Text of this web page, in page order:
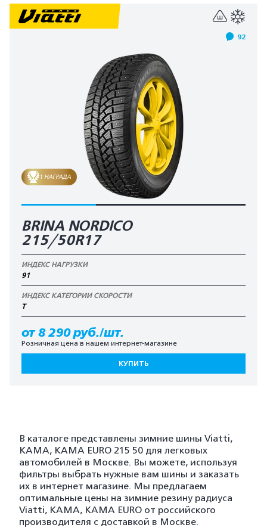
92
1 НАГРАДА
BRINA NORDICO
215/50R17
ИНДЕКС НАГРУЗКИ
91
ИНДЕКС КАТЕГОРИИ СКОРОСТИ
T
от 8 290 руб./шт.
Розничная цена в нашем интернет-магазине
КУПИТЬ
В каталоге представлены зимние шины Viatti,
KAMA, KAMA EURO 215 50 для легковых
автомобилей в Москве. Вы можете, используя
фильтры выбрать нужные вам шины и заказать
их в интернет магазине. Мы предлагаем
оптимальные цены на зимние резину радиуса
Viatti, KAMA, KAMA EURO от российского
производителя с доставкой в Москве.